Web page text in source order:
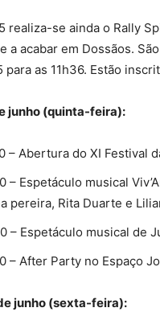
realiza-se ainda o Rally
a acabar em Dossãos.
para as 11h36. Estão
junho (quinta-feira):
– Abertura do XI Festival
– Espetáculo musical
pereira, Rita Duarte e
– Espetáculo musical de
– After Party no Espaço
junho (sexta-feira):